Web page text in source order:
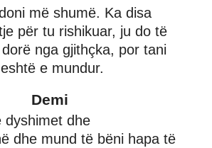
më shumë. Ka disa
për tu rishikuar, ju do të
nga gjithçka, por tani
e mundur.
Demi
dyshimet dhe
dhe mund të bëni hapa të